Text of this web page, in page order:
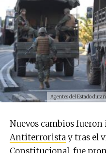
Agentes del Estado
Nuevos cambios
Antiterroristay tras el